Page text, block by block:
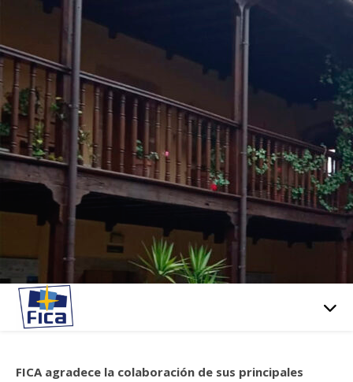
FICA agradece la colaboración de sus principales